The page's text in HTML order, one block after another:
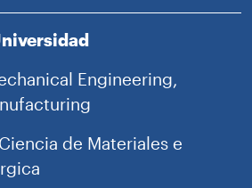
Engineering,
de Materiales e